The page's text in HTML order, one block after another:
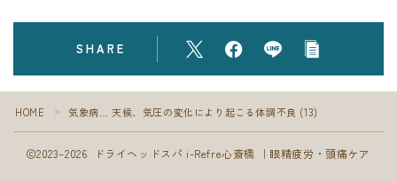
SHARE
HOME ＞ 気象病… 天候、気圧の変化により起こる体調不良 (13)
2023–2026 ドライヘッドスパ i-Refre心斎橋 ｜眼精疲労・頭痛ケア